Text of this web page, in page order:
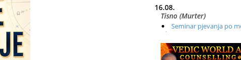
16.08.
Tisno (Murter)
Seminar pjevanja po
glasa“
20.08.
Online